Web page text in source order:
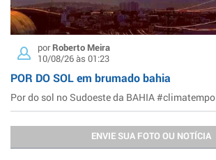
porRoberto Meira
10/08/26 às 01:23
POR DO SOL em brumado bahia
Por do sol no Sudoeste da BAHIA #climatempo
ENVIE SUA FOTO OU NOTÍCIA